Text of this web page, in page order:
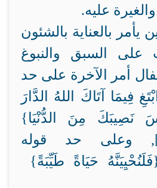
عليه.
يأمر بالعناية بالشئون
على السبق والنبوغ
أمر الآخرة على حد
فِيمَا آتَاكَ اللهُ الدَّارَ
نَصِيبَكَ مِنَ الدُّنْيَا}
77], وعلى حد قوله
{فَلَنُحْيِيَنَّهُ حَيَاةً طَيِّبَةً} [النحل: